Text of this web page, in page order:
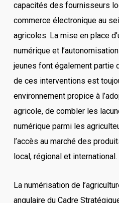
capacités des fournisseurs
commerce électronique au
agricoles. La mise en place
numérique et
jeunes font également partie
de ces interventions est
environnement propice à
agricole, de combler les
numérique parmi les
l’accès au marché des
local, régional et international.
La numérisation de
angulaire du Cadre